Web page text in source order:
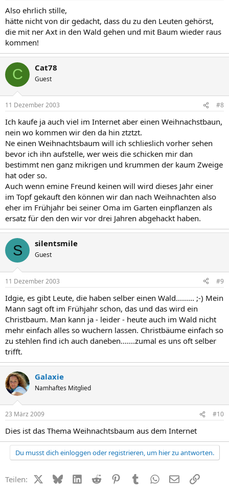
Also ehrlich stille,
hätte nicht von dir gedacht, dass du zu den Leuten gehörst,
die mit ner Axt in den Wald gehen und mit Baum wieder raus
kommen!
C Cat78
Guest
11 Dezember 2003 #8
Ich kaufe ja auch viel im Internet aber einen Weihnachstbaun,
nein wo kommen wir den da hin ztztzt.
Ne einen Weihnachtsbaum will ich schlieslich vorher sehen
bevor ich ihn aufstelle, wer weis die schicken mir dan
bestimmt nen ganz mikrigen und krummen der kaum Zweige
hat oder so.
Auch wenn emine Freund keinen will wird dieses Jahr einer
im Topf gekauft den können wir dan nach Weihnachten also
eher im Frühjahr bei seiner Oma im Garten einpflanzen als
ersatz für den den wir vor drei Jahren abgehackt haben.
S silentsmile
Guest
11 Dezember 2003 #9
Idgie, es gibt Leute, die haben selber einen Wald......... ;-) Mein
Mann sagt oft im Frühjahr schon, das und das wird ein
Christbaum. Man kann ja - leider - heute auch im Wald nicht
mehr einfach alles so wuchern lassen. Christbäume einfach so
zu stehlen find ich auch daneben.......zumal es uns oft selber
trifft.
Galaxie
Namhaftes Mitglied
23 März 2009 #10
Dies ist das Thema Weihnachtsbaum aus dem Internet
Du musst dich einloggen oder registrieren, um hier zu antworten.
Teilen: X (Twitter)
BlueskyLinkedIn
Reddit PinterestTumblr WhatsApp
E-MailLink